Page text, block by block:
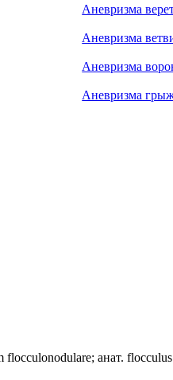
Аневризма
Аневризма
Аневризма
Аневризма
анат.